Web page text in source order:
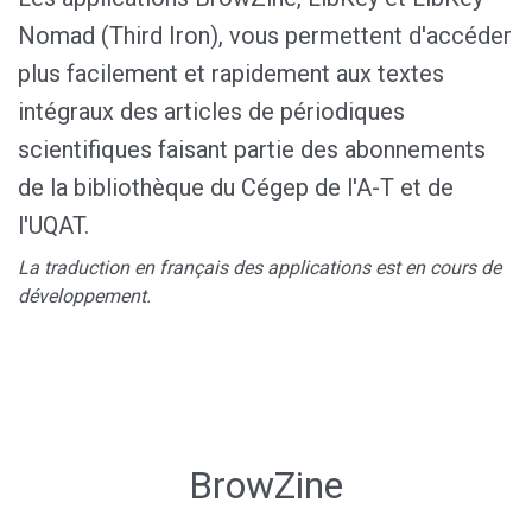
Nomad (Third Iron), vous permettent d'accéder
plus facilement et rapidement aux textes
intégraux des articles de périodiques
scientifiques faisant partie des abonnements
de la bibliothèque du Cégep de l'A-T et de
l'UQAT.
La traduction en français des applications est en cours de
développement.
BrowZine